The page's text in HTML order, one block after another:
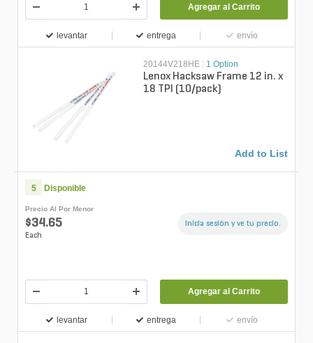
Agregar al Carrito
levantar entrega envío
20144V218HE 1 Option
Lenox Hacksaw Frame 12 in. x
18 TPI (10/pack)
Add to List
5 Disponible
Precio Al Por Menor
$34.65
Each
Inicia sesión y ve tu precio.
Agregar al Carrito
levantar entrega envío